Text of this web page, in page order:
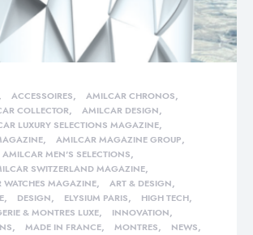
ACCESSOIRES
AMILCAR CHRONOS
COLLECTOR
AMILCAR DESIGN
LUXURY SELECTIONS MAGAZINE
AMILCAR MAGAZINE GROUP
AMILCAR MEN'S SELECTIONS
SWITZERLAND MAGAZINE
WATCHES MAGAZINE
ART & DESIGN
DESIGN ELYSIUM PARIS
HIGH TECH
& MONTRES LUXE
INNOVATION
MADE IN FRANCE MONTRES
NEWS